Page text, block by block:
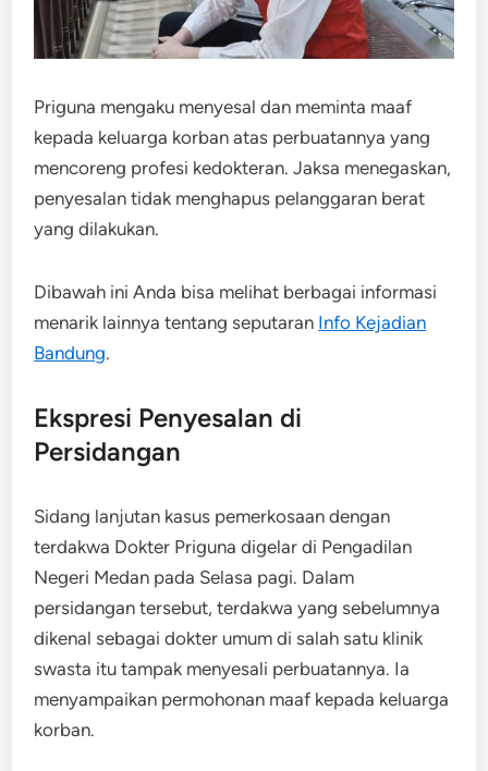
Priguna mengaku menyesal dan meminta maaf
kepada keluarga korban atas perbuatannya yang
mencoreng profesi kedokteran. Jaksa menegaskan,
penyesalan tidak menghapus pelanggaran berat
yang dilakukan.
Dibawah ini Anda bisa melihat berbagai informasi
menarik lainnya tentang seputaran Info Kejadian
Bandung.
Ekspresi Penyesalan di
Persidangan
Sidang lanjutan kasus pemerkosaan dengan
terdakwa Dokter Priguna digelar di Pengadilan
Negeri Medan pada Selasa pagi. Dalam
persidangan tersebut, terdakwa yang sebelumnya
dikenal sebagai dokter umum di salah satu klinik
swasta itu tampak menyesali perbuatannya. Ia
menyampaikan permohonan maaf kepada keluarga
korban.